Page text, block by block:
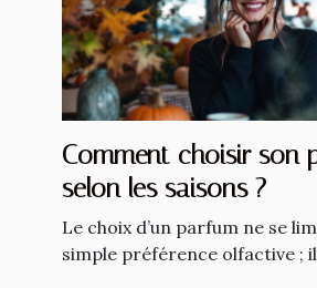
Comment choisir son
selon les saisons ?
Le choix d’un parfum ne se
simple préférence olfactive ; il